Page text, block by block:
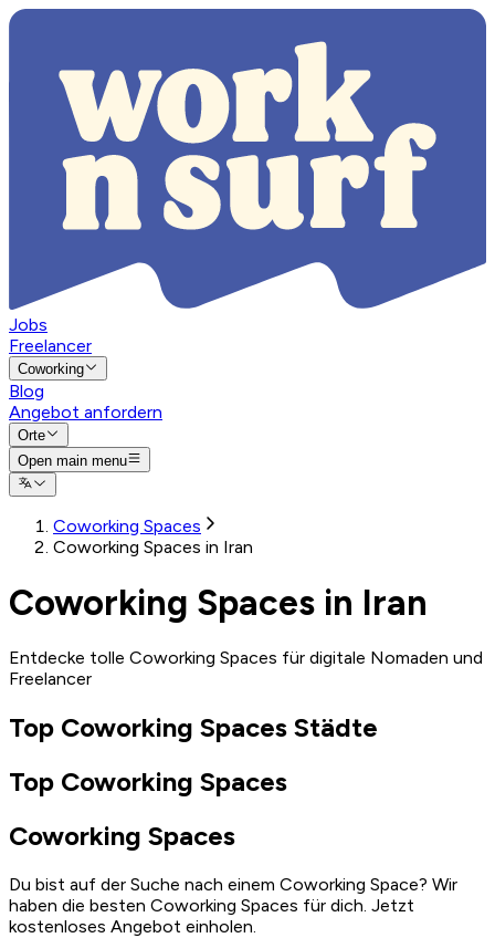
Jobs
Freelancer
Coworking
Blog
Angebot anfordern
Orte
Open main menu
Coworking Spaces
Coworking Spaces in Iran
Coworking Spaces in Iran
Entdecke tolle Coworking Spaces für digitale Nomaden und
Freelancer
Top Coworking Spaces Städte
Top Coworking Spaces
Coworking Spaces
Du bist auf der Suche nach einem Coworking Space? Wir
haben die besten Coworking Spaces für dich. Jetzt
kostenloses Angebot einholen.